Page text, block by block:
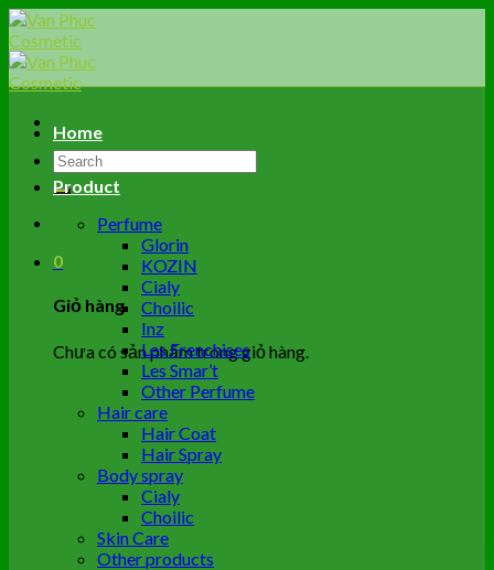
Skip
to
content
Tìm
kiếm:
0
Giỏ hàng
Chưa có sản phẩm trong giỏ hàng.
Home
Product
Perfume
Glorin
KOZIN
Cialy
Choilic
Inz
Les Frenchises
Les Smar’t
Other Perfume
Hair care
Hair Coat
Hair Spray
Body spray
Cialy
Choilic
Skin Care
Other products